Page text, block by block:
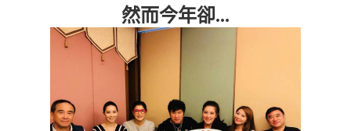
然而今年卻...